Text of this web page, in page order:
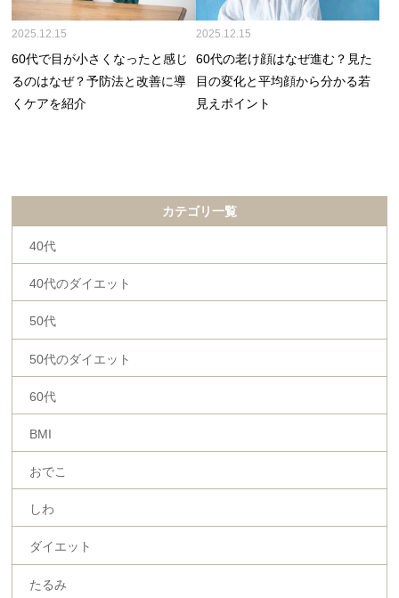
カテゴリ一覧
40代
40代のダイエット
50代
50代のダイエット
60代
BMI
おでこ
しわ
ダイエット
たるみ
2025.12.15
60代で目が小さくなったと感じ
るのはなぜ？予防法と改善に導
くケアを紹介
2025.12.15
60代の老け顔はなぜ進む？見た
目の変化と平均顔から分かる若
見えポイント